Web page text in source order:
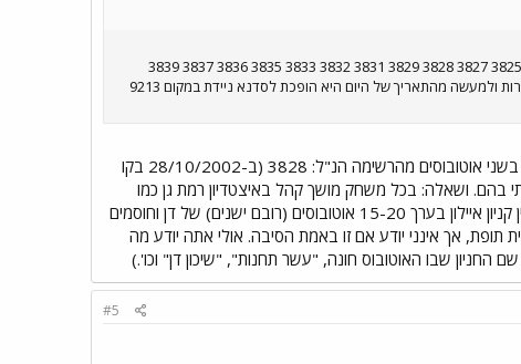
ואלה מספרי האוטובוסים 3366 214 3174 299 9258 9331 767 778 0157 6276 3816 3818 3821 3722 3769 3823 3825 3827 3828 3829 3831 3832 3833 3835 3836 3837 3839
3842 3844 3845 3846 3847 3850 3852 3851 3854 3860 3878 6120 6153 כמו כו 3881 מושבתת לנסיעה בקוי השרות ולמעשה מהתאריך של היום היא הופכת לסדנא ניידת במקום 9213
שתי הנסיעות האחרונות שלי עד כה באוטובוסי דן (אני גר בצפון הארץ ולכן לא יוצא לי לנסוע הרבה בדן) היו בשני אוטובוסים מהרשימה הנ"ל: 3828 (ב-28/10/2002 בקו
בכלל כשנסעתי בהם. ושאלה: בכל משחק מושך קהל באיצטדיון רמת גן כמו
משחק נבחרת, חצי גמר או גמר גביע המדינה, חונים בשורה על הכביש שבין הכניסות ליציעים המזרחיים לבין קניון איילון בערך 15-20 אוטובוסים (רובם ישנים) של דן וחוסמים
אך אינני יודע אם זו באמת הסיבה. אולי אתה יודע מה
שבו האוטובוס חונה, "עשר תחנות", "שיכון דן" וכו'.)
#5